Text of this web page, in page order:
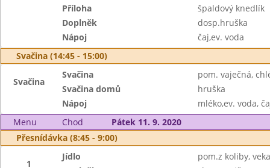
Příloha
špaldový knedlík
Doplněk
dosp.hruška
Nápoj
čaj,ev. voda
Svačina (14:45 - 15:00)
Svačina
Svačina
pom. vaječná,
Svačina domů
hruška
Nápoj
mléko,ev. voda,
Menu
Chod
Pátek 11. 9. 2020
Přesnídávka (8:45 - 9:00)
1
Jídlo
pom.z koliby,